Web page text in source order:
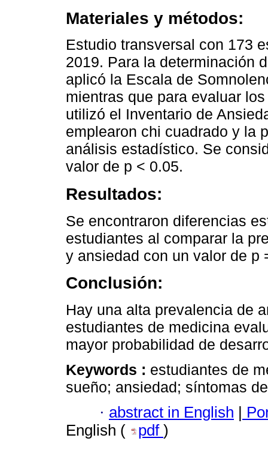
Materiales y métodos:
Estudio transversal con 173
2019. Para la determinación
aplicó la Escala de
mientras que para evaluar
utilizó el Inventario de
emplearon chi cuadrado y la
análisis estadístico. Se
valor de p < 0.05.
Resultados:
Se encontraron diferencias
estudiantes al comparar la
y ansiedad con un valor de p
Conclusión:
Hay una alta prevalencia de
estudiantes de medicina
mayor probabilidad de
Keywords : estudiantes de
sueño; ansiedad; síntomas
· abstract in English
English (
pdf )